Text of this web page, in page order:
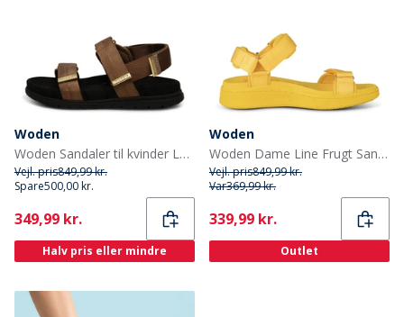
Woden
Woden Sandaler til kvinder Louisa 069 Latte
Vejl. pris849,99 kr.
Spare500,00 kr.
Current
349,99 kr.
Halv pris eller mindre
Woden
Woden Dame Line Frugt Sandaler 303 Citron
Vejl. pris849,99 kr.
Var369,99 kr.
Current
339,99 kr.
Outlet